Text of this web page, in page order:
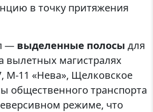
в точку притяжения
— выделенные полосы для
вылетных магистралях
М-11 «Нева», Щелковское
общественного транспорта
режиме, что